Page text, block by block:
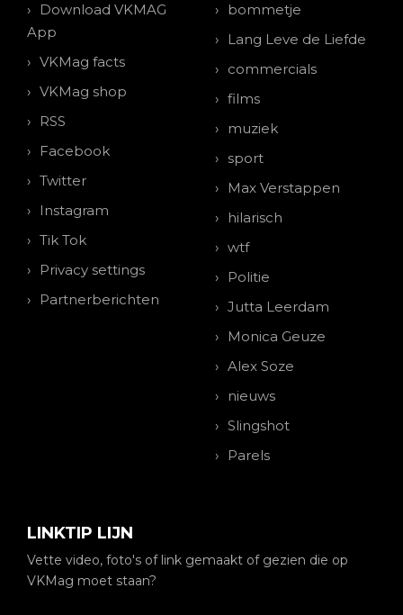
Download VKMAG
App
VKMag facts
VKMag shop
RSS
Facebook
Twitter
Instagram
Tik Tok
Privacy settings
Partnerberichten
bommetje
Lang Leve de Liefde
commercials
films
muziek
sport
Max Verstappen
hilarisch
wtf
Politie
Jutta Leerdam
Monica Geuze
Alex Soze
nieuws
Slingshot
Parels
LINKTIP LIJN
Vette video, foto's of link gemaakt of gezien die op
VKMag moet staan?